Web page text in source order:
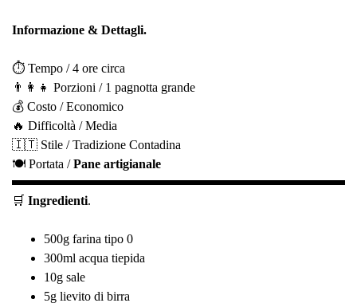
Informazione & Dettagli.
⏱️ Tempo / 4 ore circa
👨‍👩‍👧 Porzioni / 1 pagnotta grande
💰 Costo / Economico
🔥 Difficoltà / Media
🇮🇹 Stile / Tradizione Contadina
🍽️ Portata /Pane artigianale
🛒 Ingredienti.
500g farina tipo 0
300ml acqua tiepida
10g sale
5g lievito di birra